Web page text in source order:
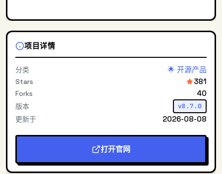
项目详情
分类 🌟 开源产品
Stars 381
Forks 40
版本 v8.7.0
更新于 2026-08-08
打开官网